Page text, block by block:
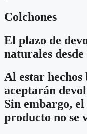
Colchones
El plazo de
naturales
Al estar hechos
aceptarán
Sin embargo,
producto no se